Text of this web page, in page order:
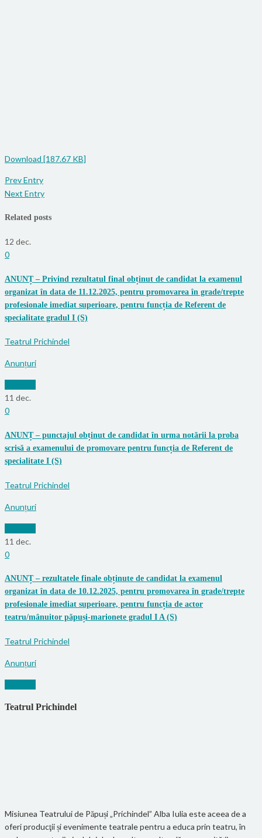
Download [187.67 KB]
Prev Entry
Next Entry
Related posts
12 dec.
0
ANUNȚ – Privind rezultatul final obținut de candidat la examenul
organizat în data de 11.12.2025, pentru promovarea în grade/trepte
profesionale imediat superioare, pentru funcția de Referent de
specialitate gradul I (S)
Teatrul Prichindel
Anunțuri
11 dec.
0
ANUNȚ – punctajul obținut de candidat în urma notării la proba
scrisă a examenului de promovare pentru funcția de Referent de
specialitate I (S)
Teatrul Prichindel
Anunțuri
11 dec.
0
ANUNȚ – rezultatele finale obținute de candidat la examenul
organizat în data de 10.12.2025, pentru promovarea în grade/trepte
profesionale imediat superioare, pentru funcția de actor
teatru/mânuitor păpuși-marionete gradul I A (S)
Teatrul Prichindel
Anunțuri
Teatrul Prichindel
Misiunea Teatrului de Păpuși „Prichindel” Alba Iulia este aceea de a
oferi producţii și evenimente teatrale pentru a educa prin teatru, în